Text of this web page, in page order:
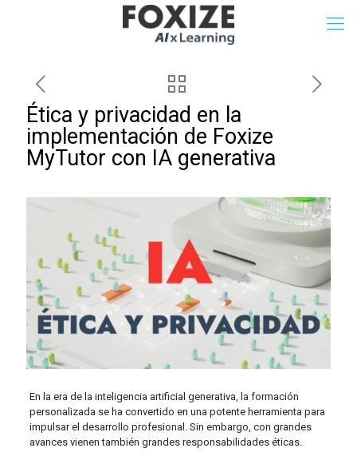
Ética y privacidad en la
implementación de Foxize
MyTutor con IA generativa
En la era de la inteligencia artificial generativa, la formación
personalizada se ha convertido en una potente herramienta para
impulsar el desarrollo profesional. Sin embargo, con grandes
avances vienen también grandes responsabilidades éticas.